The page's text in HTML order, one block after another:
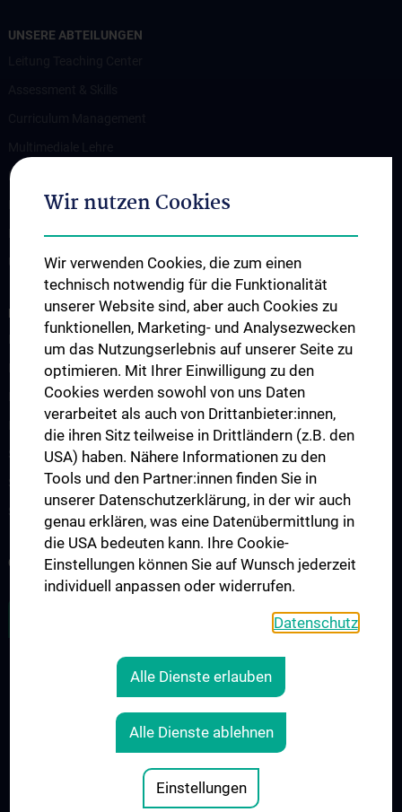
UNSERE ABTEILUNGEN
Medizindidaktik
Research Unit für Curriculumentwicklung
Ressourcen-Management
Unit für Postgraduelle Aus- und Weiterbildung
LEHRE UND PROJEKTE
Mentoring-Programme
Infos für Lehrende
Integriertes Klinisch-Praktisches Propädeutikum (IKPP/OSCE)
Simulationspatient:innen-Programm (SPP)
Skills Lines Humanmedizin
COMPUTER LERN STUDIO - CLS
COOKIE-EINSTELLUNGEN
© 2026 Medizinische Universität Wien
Wir nutzen Cookies
Wir verwenden Cookies, die zum einen
technisch notwendig für die Funktionalität
unserer Website sind, aber auch Cookies zu
funktionellen, Marketing- und Analysezwecken
um das Nutzungserlebnis auf unserer Seite zu
optimieren. Mit Ihrer Einwilligung zu den
Cookies werden sowohl von uns Daten
verarbeitet als auch von Drittanbieter:innen,
die ihren Sitz teilweise in Drittländern (z.B. den
USA) haben. Nähere Informationen zu den
Tools und den Partner:innen finden Sie in
unserer Datenschutzerklärung, in der wir auch
genau erklären, was eine Datenübermittlung in
die USA bedeuten kann. Ihre Cookie-
Einstellungen können Sie auf Wunsch jederzeit
individuell anpassen oder widerrufen.
Datenschutz
Alle Dienste erlauben
Alle Dienste ablehnen
Einstellungen